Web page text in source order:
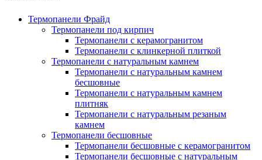
Термопанели Фрайд
Термопанели под кирпич
Термопанели с керамогранитом
Термопанели с клинкерной плиткой
Термопанели с натуральным камнем
Термопанели с натуральным камнем
бесшовные
Термопанели с натуральным камнем
плитняк
Термопанели с натуральным резаным
камнем
Термопанели бесшовные
Термопанели бесшовные с керамогранитом
Термопанели бесшовные с натуральным